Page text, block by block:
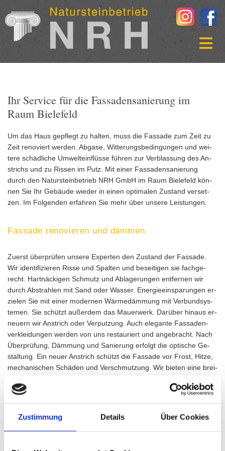
Zustimmung Details Über Cookies
Zum Inhalt springen
Ihr Service für die Fassadensanierung im
Raum Bielefeld
Um das Haus ge­pflegt zu hal­ten, muss die Fas­sa­de zum Zeit zu
Zeit re­no­viert wer­den. Ab­ga­se, Wit­te­rungs­be­din­gun­gen und wei­
te­re schäd­li­che Um­welt­ein­flüs­se füh­ren zur Ver­blas­sung des An­
strichs und zu Ris­sen im Putz. Mit einer Fas­sa­den­sa­nie­rung
durch den Na­tur­stein­be­trieb NRH GmbH im Raum Bie­le­feld kön­
nen Sie Ihr Ge­bäu­de wie­der in einen op­ti­ma­len Zu­stand ver­set­
zen. Im Fol­gen­den er­fah­ren Sie mehr über un­se­re Leis­tun­gen.
Fassade renovieren und dämmen
Zu­erst über­prü­fen un­se­re Ex­per­ten den Zu­stand der Fas­sa­de.
Wir iden­ti­fi­zie­ren Risse und Spal­ten und be­sei­ti­gen sie fach­ge­
recht. Hart­nä­cki­gen Schmutz und Ab­la­ge­run­gen ent­fer­nen wir
durch Ab­strah­len mit Sand oder Was­ser. En­er­gie­ein­spa­run­gen er­
zie­len Sie mit einer mo­der­nen Wär­me­däm­mung mit Ver­bund­sys­
te­men. Sie schützt au­ßer­dem das Mau­er­werk. Dar­über hin­aus er­
neu­ern wir An­strich oder Ver­put­zung. Auch ele­gan­te Fas­sa­den­
ver­klei­dun­gen wer­den von uns re­stau­riert und an­ge­bracht. Nach
Über­prü­fung, Däm­mung und Sa­nie­rung er­folgt die op­ti­sche Ge­
stal­tung. Ein neuer An­strich schützt die Fas­sa­de vor Frost, Hitze,
me­cha­ni­schen Schä­den und Ver­schmut­zung. Wir bie­ten eine brei­
klin­ke­run­gen und Ver­blen­dun­gen. Das Ver­blen­den mit Riem­chen
Look. Hier die wich­tigs­ten Leis­tun­gen von Na­tur­stein­be­trieb NRH
GmbH auf einen Blick: